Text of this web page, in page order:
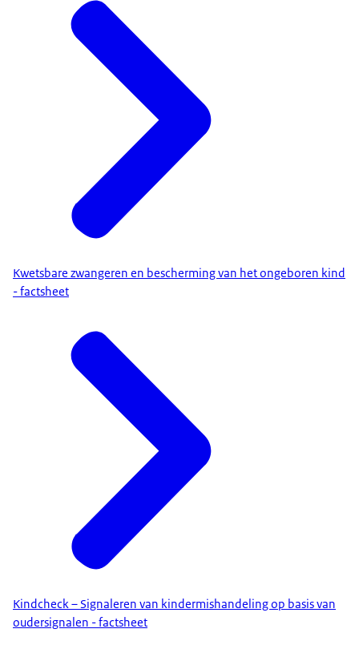
Kwetsbare zwangeren en bescherming van het ongeboren kind
- factsheet
Kindcheck – Signaleren van kindermishandeling op basis van
oudersignalen - factsheet